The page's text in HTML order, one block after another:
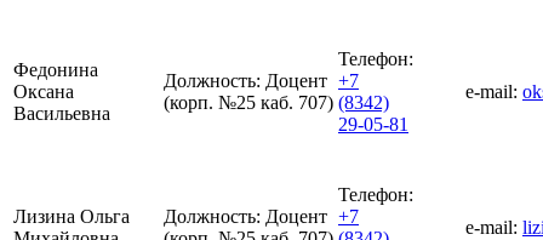
Федонина
Оксана
Васильевна
Должность: Доцент
(корп. №25 каб. 707)
Телефон:
+7
(8342)
29-05-81
e-mail:
Лизина Ольга
Должность: Доцент
Телефон:
+7
e-mail: